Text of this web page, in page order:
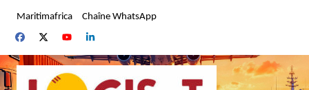
contenu
Maritimafrica Chaîne WhatsApp